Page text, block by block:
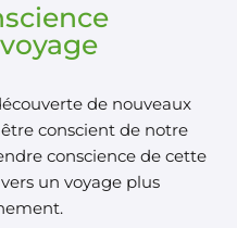
de nouveaux
être conscient de notre
conscience de cette
un voyage plus